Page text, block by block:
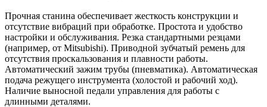
Прочная станина обеспечивает жесткость конструкции и
отсутствие вибраций при обработке. Простота и удобство
настройки и обслуживания. Резка стандартными резцами
(например, от Mitsubishi). Приводной зубчатый ремень для
отсутствия проскальзования и плавности работы.
Автоматический зажим трубы (пневматика). Автоматическая
подача режущего инструмента (холостой и рабочий ход).
Наличие выносной педали управления для работы с
длинными деталями.